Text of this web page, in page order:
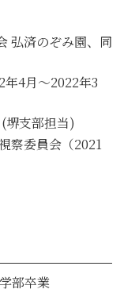
弘済のぞみ園、同
4月～2022年3
堺支部担当)
察委員会（2021
部卒業